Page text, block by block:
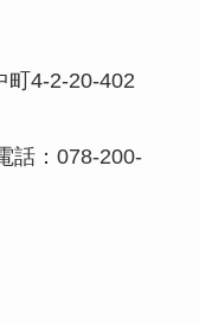
中町4-2-20-402
200-